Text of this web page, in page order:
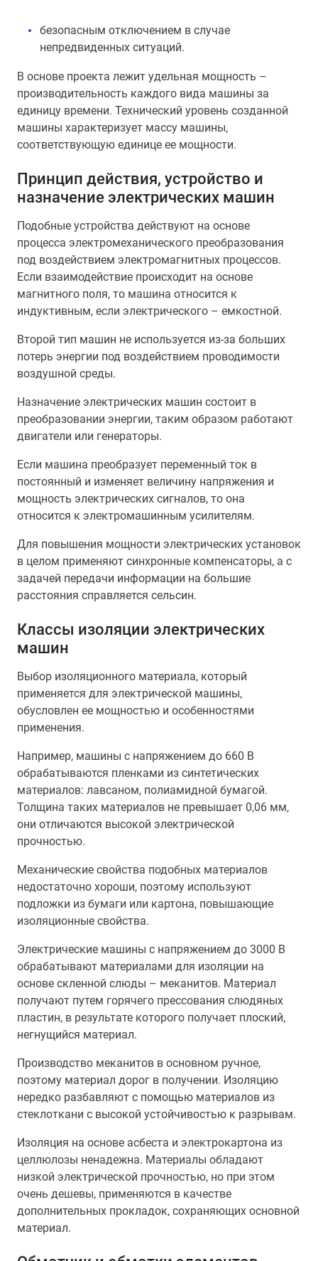
безопасным отключением в случае
непредвиденных ситуаций.
В основе проекта лежит удельная мощность –
производительность каждого вида машины за
единицу времени. Технический уровень созданной
машины характеризует массу машины,
соответствующую единице ее мощности.
Принцип действия, устройство и
назначение электрических машин
Подобные устройства действуют на основе
процесса электромеханического преобразования
под воздействием электромагнитных процессов.
Если взаимодействие происходит на основе
магнитного поля, то машина относится к
индуктивным, если электрического – емкостной.
Второй тип машин не используется из-за больших
потерь энергии под воздействием проводимости
воздушной среды.
Назначение электрических машин состоит в
преобразовании энергии, таким образом работают
двигатели или генераторы.
Если машина преобразует переменный ток в
постоянный и изменяет величину напряжения и
мощность электрических сигналов, то она
относится к электромашинным усилителям.
Для повышения мощности электрических установок
в целом применяют синхронные компенсаторы, а с
задачей передачи информации на большие
расстояния справляется сельсин.
Классы изоляции электрических
машин
Выбор изоляционного материала, который
применяется для электрической машины,
обусловлен ее мощностью и особенностями
применения.
Например, машины с напряжением до 660 В
обрабатываются пленками из синтетических
материалов: лавсаном, полиамидной бумагой.
Толщина таких материалов не превышает 0,06 мм,
они отличаются высокой электрической
прочностью.
Механические свойства подобных материалов
недостаточно хороши, поэтому используют
подложки из бумаги или картона, повышающие
изоляционные свойства.
Электрические машины с напряжением до 3000 В
обрабатывают материалами для изоляции на
основе скленной слюды – меканитов. Материал
получают путем горячего прессования слюдяных
пластин, в результате которого получает плоский,
негнущийся материал.
Производство меканитов в основном ручное,
поэтому материал дорог в получении. Изоляцию
нередко разбавляют с помощью материалов из
стеклоткани с высокой устойчивостью к разрывам.
Изоляция на основе асбеста и электрокартона из
целлюлозы ненадежна. Материалы обладают
низкой электрической прочностью, но при этом
очень дешевы, применяются в качестве
дополнительных прокладок, сохраняющих основной
материал.